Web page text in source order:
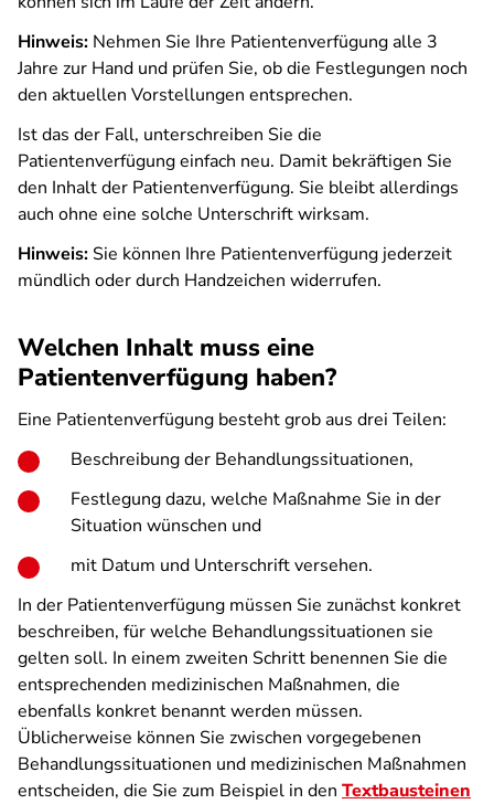
Hinweis: Nehmen Sie Ihre Patientenverfügung alle 3
Jahre zur Hand und prüfen Sie, ob die Festlegungen noch
den aktuellen Vorstellungen entsprechen.
Ist das der Fall, unterschreiben Sie die
Patientenverfügung einfach neu. Damit bekräftigen Sie
den Inhalt der Patientenverfügung. Sie bleibt allerdings
auch ohne eine solche Unterschrift wirksam.
Hinweis: Sie können Ihre Patientenverfügung jederzeit
mündlich oder durch Handzeichen widerrufen.
Welchen Inhalt muss eine
Patientenverfügung haben?
Eine Patientenverfügung besteht grob aus drei Teilen:
Beschreibung der Behandlungssituationen,
Festlegung dazu, welche Maßnahme Sie in der
Situation wünschen und
mit Datum und Unterschrift versehen.
In der Patientenverfügung müssen Sie zunächst konkret
beschreiben, für welche Behandlungssituationen sie
gelten soll. In einem zweiten Schritt benennen Sie die
entsprechenden medizinischen Maßnahmen, die
ebenfalls konkret benannt werden müssen.
Üblicherweise können Sie zwischen vorgegebenen
Behandlungssituationen und medizinischen Maßnahmen
entscheiden, die Sie zum Beispiel in den Textbausteinen